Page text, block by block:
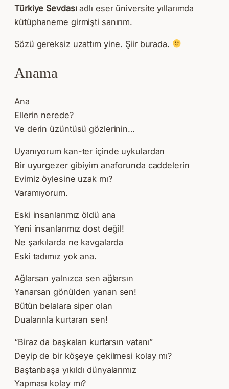
Türkiye Sevdasıadlı eser üniversite yıllarımda
kütüphaneme girmişti sanırım.
Sözü gereksiz uzattım yine. Şiir burada.
Anama
Ana
Ellerin nerede?
Ve derin üzüntüsü gözlerinin…
Uyanıyorum kan-ter içinde uykulardan
Bir uyurgezer gibiyim anaforunda caddelerin
Evimiz öylesine uzak mı?
Varamıyorum.
Eski insanlarımız öldü ana
Yeni insanlarımız dost değil!
Ne şarkılarda ne kavgalarda
Eski tadımız yok ana.
Ağlarsan yalnızca sen ağlarsın
Yanarsan gönülden yanan sen!
Bütün belalara siper olan
Dualarınla kurtaran sen!
“Biraz da başkaları kurtarsın vatanı”
Deyip de bir köşeye çekilmesi kolay mı?
Baştanbaşa yıkıldı dünyalarımız
Yapması kolay mı?